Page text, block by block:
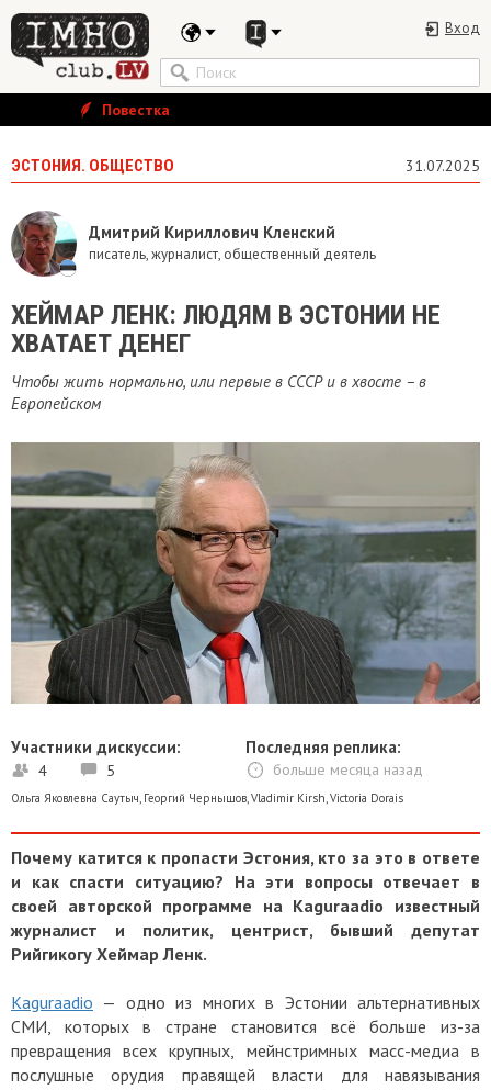
Вход
Повестка
ЭСТОНИЯ. ОБЩЕСТВО 31.07.2025
Дмитрий Кириллович Кленский
писатель, журналист, общественный деятель
ХЕЙМАР ЛЕНК: ЛЮДЯМ В ЭСТОНИИ НЕ
ХВАТАЕТ ДЕНЕГ
Чтобы жить нормально, или первые в СССР и в хвосте – в
Европейском
Участники дискуссии:
4 5
Последняя реплика:
больше месяца назад
Ольга Яковлевна Саутыч, Георгий Чернышов,Vladimir Kirsh,Victoria Dorais
Почему катится к пропасти Эстония, кто за это в ответе
и как спасти ситуацию? На эти вопросы отвечает в
своей авторской программе на Kaguraadio известный
журналист и политик, центрист, бывший депутат
Рийгикогу Хеймар Ленк.
Kaguraadio — одно из многих в Эстонии альтернативных
СМИ, которых в стране становится всё больше из-за
превращения всех крупных, мейнстримных масс-медиа в
послушные орудия правящей власти для навязывания